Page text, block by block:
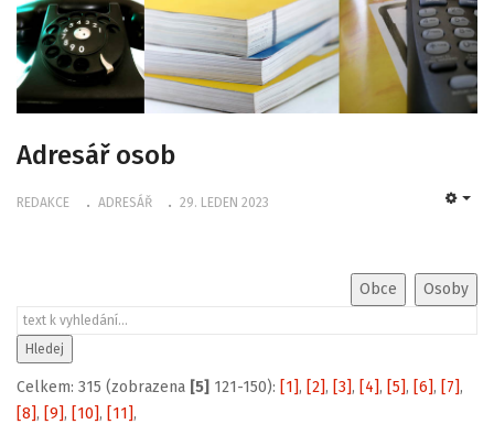
Adresář osob
REDAKCE ADRESÁŘ 29. LEDEN 2023
Celkem: 315 (zobrazena [5] 121-150): [1], [2], [3], [4], [5], [6], [7],
[8], [9], [10], [11],